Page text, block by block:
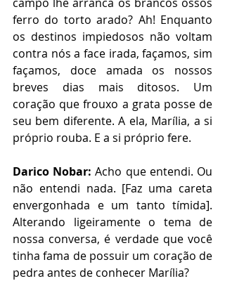
ferro do torto arado? Ah! Enquanto
os destinos impiedosos não voltam
contra nós a face irada, façamos, sim
façamos, doce amada os nossos
breves dias mais ditosos. Um
coração que frouxo a grata posse de
seu bem diferente. A ela, Marília, a si
próprio rouba. E a si próprio fere.
Darico Nobar: Acho que entendi. Ou
não entendi nada. [Faz uma careta
envergonhada e um tanto tímida].
Alterando ligeiramente o tema de
nossa conversa, é verdade que você
tinha fama de possuir um coração de
pedra antes de conhecer Marília?